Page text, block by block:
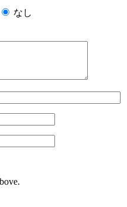
なし